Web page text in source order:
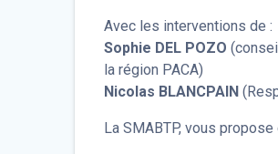
Avec les interventions de :
Sophie DEL POZO
la région PACA)
Nicolas BLANCPAIN
La SMABTP, vous propose